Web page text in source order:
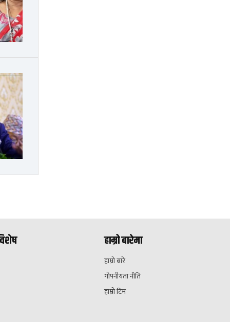
हाम्रो बारेमा
हाम्रो बारे
गोपनीयता नीति
हाम्रो टिम